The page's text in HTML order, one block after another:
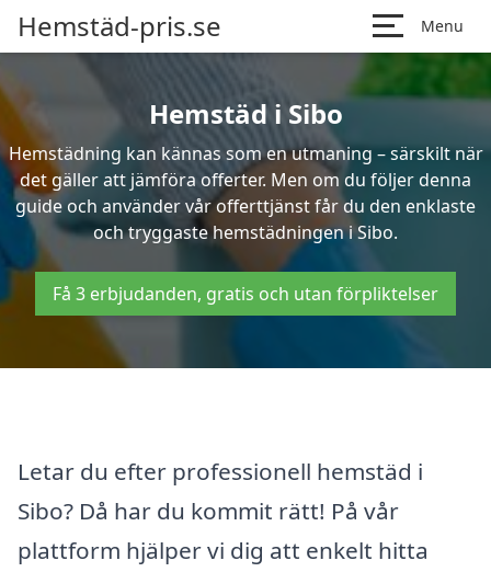
Hemstäd-pris.se Menu
Hemstäd i Sibo
Hemstädning kan kännas som en utmaning – särskilt när
det gäller att jämföra offerter. Men om du följer denna
guide och använder vår offerttjänst får du den enklaste
och tryggaste hemstädningen i Sibo.
Få 3 erbjudanden, gratis och utan förpliktelser
Letar du efter professionell hemstäd i
Sibo? Då har du kommit rätt! På vår
plattform hjälper vi dig att enkelt hitta